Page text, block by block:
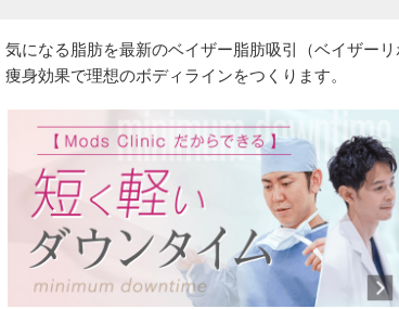
気になる脂肪を最新のベイザー脂肪吸引（ベイザー
痩身効果で理想のボディラインをつくります。